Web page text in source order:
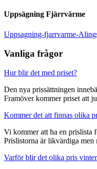
Uppsägning Fjärrvärme
Uppsagning-fjarrvarme-
Vanliga frågor
Hur blir det med priset?
Den nya prissättningen
Framöver kommer priset att
Kommer det att finnas olika
Vi kommer att ha en prislista
Prislistorna är likvärdiga
Varför blir det olika pris